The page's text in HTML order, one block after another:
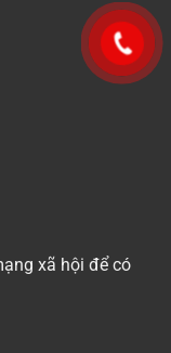
xã hội để có